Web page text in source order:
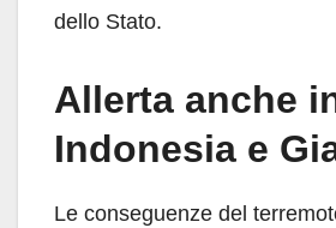
dello Stato.
Allerta anche
Indonesia e
Le conseguenze del